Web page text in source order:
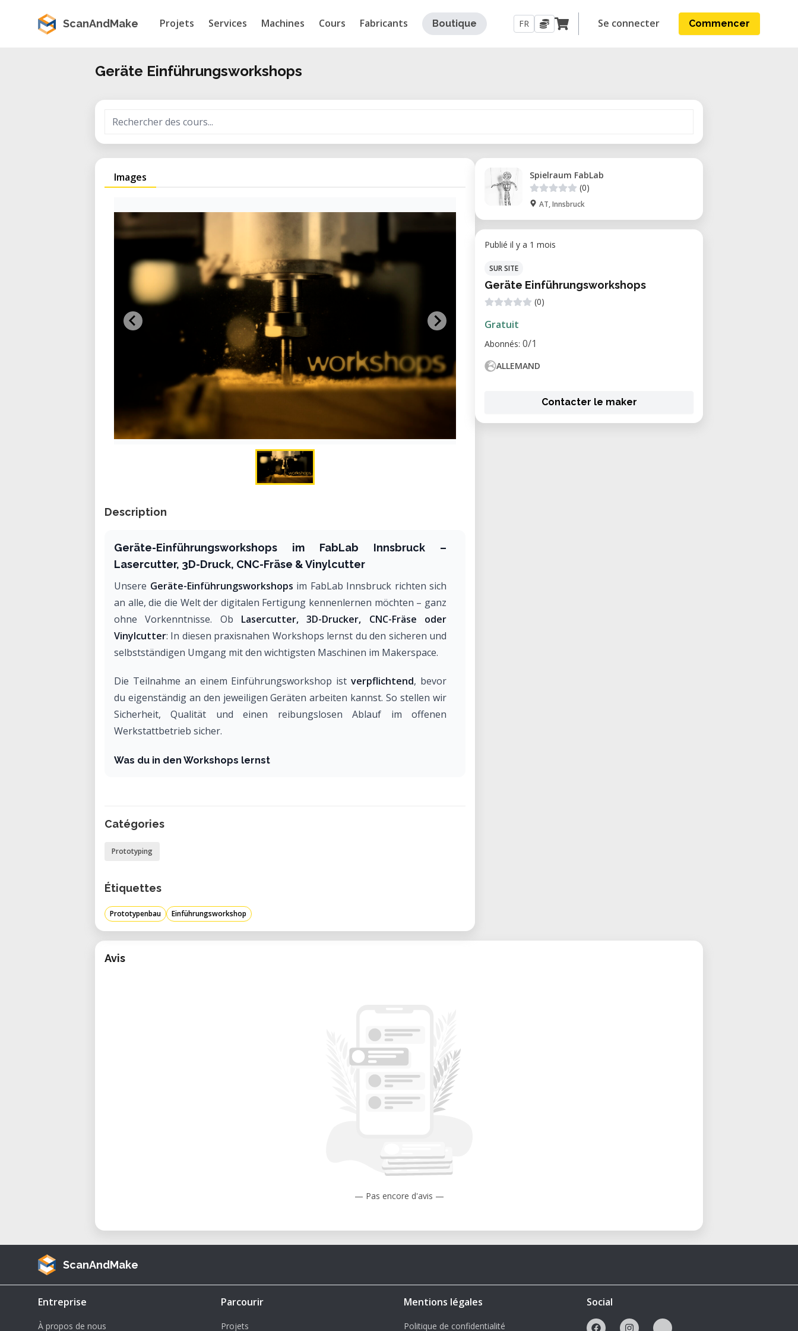
ScanAndMake Projets Services Machines Cours Fabricants Boutique FR Se connecter Commencer
Geräte Einführungsworkshops
Images
Description
Geräte-Einführungsworkshops im FabLab Innsbruck –
Lasercutter, 3D-Druck, CNC-Fräse & Vinylcutter
Unsere Geräte-Einführungsworkshops im FabLab Innsbruck richten sich
an alle, die die Welt der digitalen Fertigung kennenlernen möchten – ganz
ohne Vorkenntnisse. Ob Lasercutter, 3D-Drucker, CNC-Fräse oder
Vinylcutter: In diesen praxisnahen Workshops lernst du den sicheren und
selbstständigen Umgang mit den wichtigsten Maschinen im Makerspace.
Die Teilnahme an einem Einführungsworkshop istverpflichtend, bevor
du eigenständig an den jeweiligen Geräten arbeiten kannst. So stellen wir
Sicherheit, Qualität und einen reibungslosen Ablauf im offenen
Werkstattbetrieb sicher.
Was du in den Workshops lernst
Vinylcutter
Vorbereitung eigener Projekte für die Maschinen
Die Einführungsworkshops sind ideal für
ohne Vorkenntnisse, die in die digitale Fertigung einsteigen möchten –
egal ob Studierende, Kreative, Gründer*innen, Hobby-Maker oder
Die Teilnahmegebühr gilt pro Workshop und Gerät und ermöglicht dir den
Zugang zur eigenständigen Nutzung der jeweiligen Maschinen im FabLab.
Warum ein Einführungsworkshop?
FabLab. Sie vermitteln nicht nur technisches Wissen, sondern auch den
verantwortungsvollen Umgang mit Maschinen und Materialien in einer
offenen Werkstattumgebung.
Catégories
Prototyping
Étiquettes
Prototypenbau Einführungsworkshop
Spielraum FabLab
(0)
AT, Innsbruck
Publié il y a 1 mois
SUR SITE
Geräte Einführungsworkshops
(0)
Gratuit
Abonnés: 0/1
ALLEMAND
Contacter le maker
Avis
— Pas encore d'avis —
ScanAndMake
Entreprise
À propos de nous
Parcourir
Projets
Mentions légales
Politique de confidentialité
Social